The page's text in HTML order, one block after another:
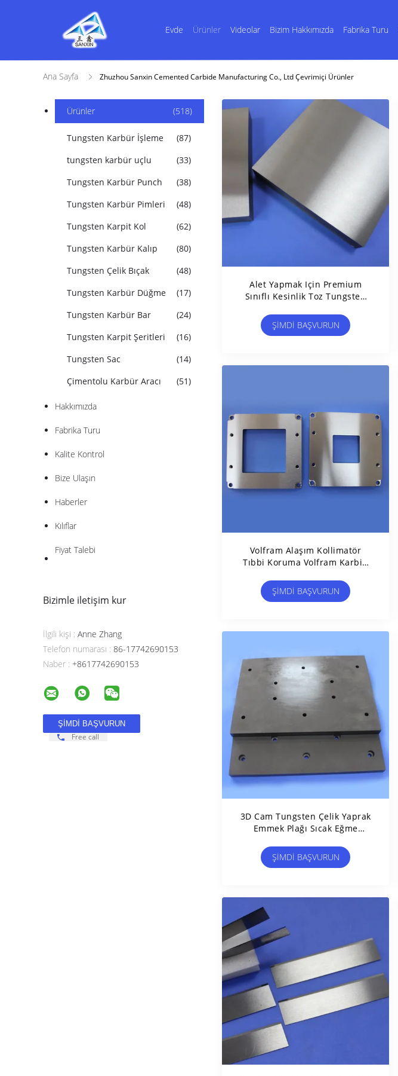
Evde Ürünler Videolar Bizim Hakkımızda Fabrika Turu
Ana Sayfa Zhuzhou Sanxin Cemented Carbide Manufacturing Co., Ltd Çevrimiçi Ürünler
Ürünler (518)
Tungsten Karbür İşleme
(87)
tungsten karbür uçlu
(33)
Tungsten Karbür Punch
(38)
Tungsten Karbür Pimleri
(48)
Tungsten Karpit Kol
(62)
Tungsten Karbür Kalıp
(80)
Tungsten Çelik Bıçak
(48)
Tungsten Karbür Düğme
(17)
Tungsten Karbür Bar
(24)
Tungsten Karpit Şeritleri
(16)
Tungsten Sac
(14)
Çimentolu Karbür Aracı
(51)
Hakkımızda
Fabrika Turu
Kalite Kontrol
Bize Ulaşın
Haberler
Kılıflar
Fiyat Talebi
Bizimle iletişim kur
İlgili kişi : Anne Zhang
Telefon numarası : 86-17742690153
Naber : +8617742690153
Free call
Alet Yapmak Için Premium
Sınıflı Kesinlik Toz Tungsten
ŞIMDI BAŞVURUN
Volfram Alaşım Kollimatör
Tıbbi Koruma Volfram Karbid
ŞIMDI BAŞVURUN
3D Cam Tungsten Çelik Yaprak
Emmek Plağı Sıcak Eğme
ŞIMDI BAŞVURUN